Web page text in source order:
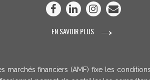
EN SAVOIR PLUS →
marchés financiers (AMF) fixe les